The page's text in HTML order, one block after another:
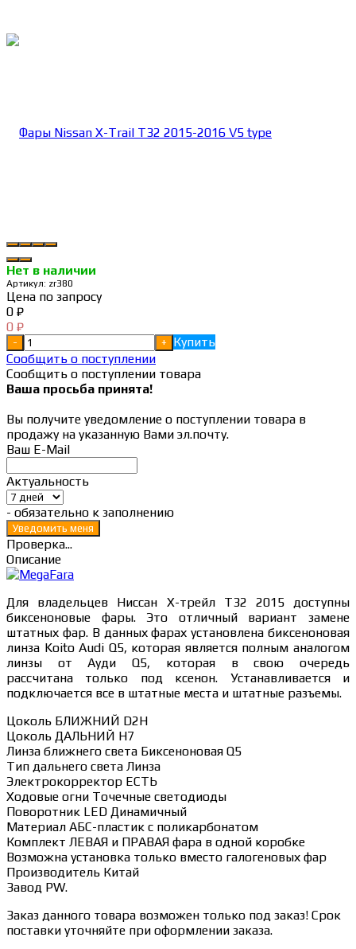
Нет в наличии
Артикул: zr380
Цена по запросу
0 ₽
0 ₽
- +
Купить
Сообщить о поступлении
Сообщить о поступлении товара
Ваша просьба принята!
Вы получите уведомление о поступлении товара в
продажу на указанную Вами эл.почту.
Ваш E-Mail
Актуальность
- обязательно к заполнению
Проверка...
Описание
Для владельцев Ниссан Х-трейл Т32 2015 доступны
биксеноновые фары. Это отличный вариант замене
штатных фар. В данных фарах установлена биксеноновая
линза Koito Audi Q5, которая является полным аналогом
линзы от Ауди Q5, которая в свою очередь
рассчитана только под ксенон. Устанавливается и
подключается все в штатные места и штатные разъемы.
Цоколь БЛИЖНИЙ D2H
Цоколь ДАЛЬНИЙ H7
Линза ближнего света Биксеноновая Q5
Тип дальнего света Линза
Электрокорректор ЕСТЬ
Ходовые огни Точечные светодиоды
Поворотник LED Динамичный
Материал АБС-пластик с поликарбонатом
Комплект ЛЕВАЯ и ПРАВАЯ фара в одной коробке
Возможна установка только вместо галогеновых фар
Производитель Китай
Завод PW.
Заказ данного товара возможен только под заказ! Срок
поставки уточняйте при оформлении заказа.